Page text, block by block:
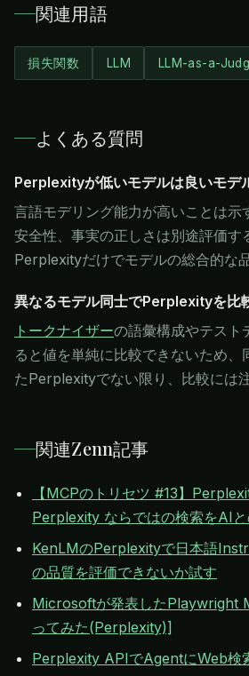
関連用語
損失関数 LLM LLM-as-a-
よくある質問
Perplexityが低いモデルは良いモデ
言語モデリング能力が高いことは示
安全性、事実の正しさは別途評価す
Perplexityだけでモデルの総合的な
異なるモデル同士でPerplexityを比
トークナイザーの語彙構成やテスト
ると値を単純に比較できないため、
たPerplexityでない限り、比較には
関連Zenn記事
【MCPのトリセツ #13】
Perplexity ならではの検索をAI
KenLMのPerplexityで日本語
の品質を評価できないか試す
Microsoftが発表したPlaywright
ってみた(Perplexity)]
Perplexity APIでAgentにWeb検